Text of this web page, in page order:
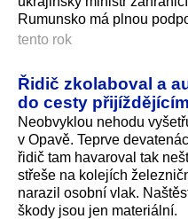
Rumunsko má plnou
tento rok
Řidič zkolaboval a
do cesty
Neobvyklou nehodu
v Opavě. Teprve
řidič tam havaroval tak
střeše na kolejích
narazil osobní vlak.
škody jsou jen materiální.